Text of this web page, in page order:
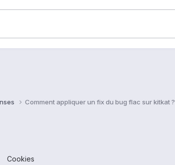
Comment appliquer un fix du bug flac sur kitkat ?
Cookies